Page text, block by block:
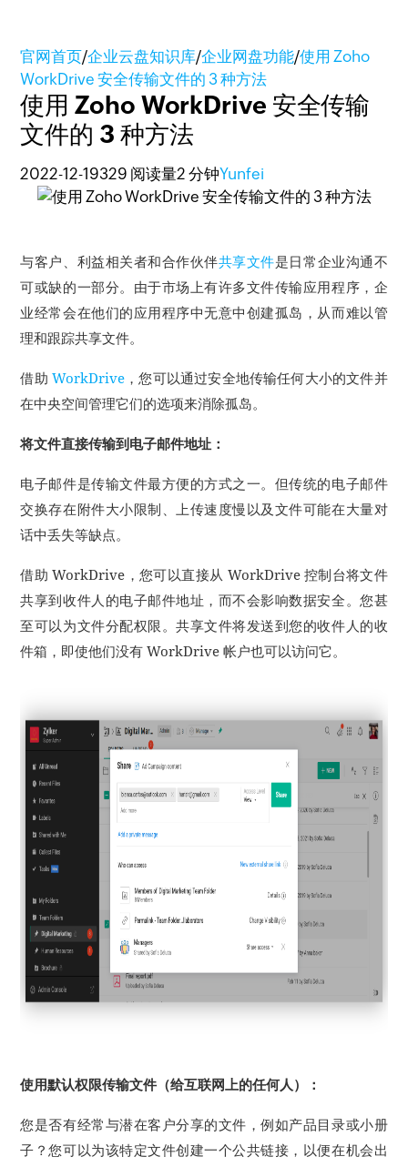
官网首页/企业云盘知识库/企业网盘功能/使用 Zoho
WorkDrive 安全传输文件的 3 种方法
使用 Zoho WorkDrive 安全传输
文件的 3 种方法
2022-12-19329 阅读量2 分钟Yunfei
与客户、利益相关者和合作伙伴共享文件是日常企业沟通不
可或缺的一部分。 由于市场上有许多文件传输应用程序，企
业经常会在他们的应用程序中无意中创建孤岛，从而难以管
理和跟踪共享文件。
借助 WorkDrive，您可以通过安全地传输任何大小的文件并
在中央空间管理它们的选项来消除孤岛。
将文件直接传输到电子邮件地址：
电子邮件是传输文件最方便的方式之一。 但传统的电子邮件
交换存在附件大小限制、上传速度慢以及文件可能在大量对
话中丢失等缺点。
借助 WorkDrive，您可以直接从 WorkDrive 控制台将文件
共享到收件人的电子邮件地址，而不会影响数据安全。您甚
至可以为文件分配权限。共享文件将发送到您的收件人的收
件箱，即使他们没有 WorkDrive 帐户也可以访问它。
使用默认权限传输文件（给互联网上的任何人）：
您是否有经常与潜在客户分享的文件，例如产品目录或小册
子？您可以为该特定文件创建一个公共链接，以便在机会出